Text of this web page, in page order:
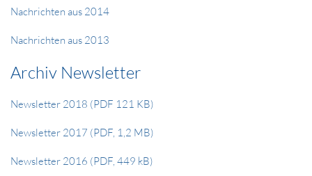
Nachrichten aus 2014
Nachrichten aus 2013
Archiv Newsletter
Newsletter 2018 (PDF 121 KB)
Newsletter 2017 (PDF, 1,2 MB)
Newsletter 2016 (PDF, 449 kB)